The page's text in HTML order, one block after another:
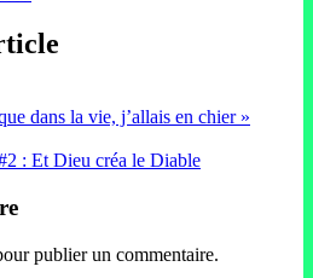
dans la vie, j’allais en chier »
: Et Dieu créa le Diable
publier un commentaire.